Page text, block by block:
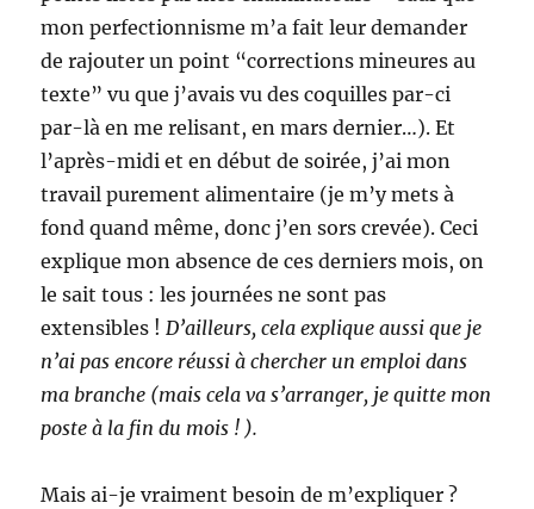
mon perfectionnisme m’a fait leur demander
de rajouter un point “corrections mineures au
texte” vu que j’avais vu des coquilles par-ci
par-là en me relisant, en mars dernier…). Et
l’après-midi et en début de soirée, j’ai mon
travail purement alimentaire (je m’y mets à
fond quand même, donc j’en sors crevée). Ceci
explique mon absence de ces derniers mois, on
le sait tous : les journées ne sont pas
extensibles !D’ailleurs, cela explique aussi que je
n’ai pas encore réussi à chercher un emploi dans
ma branche (mais cela va s’arranger, je quitte mon
poste à la fin du mois ! ).
Mais ai-je vraiment besoin de m’expliquer ?